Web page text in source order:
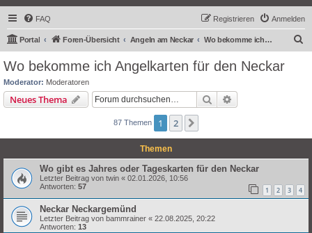
FAQ Anmelden
Registrieren
Portal Foren-Übersicht Angeln am Neckar Wo bekomme ich Angelkarten für den Neckar
Wo bekomme ich Angelkarten für den Neckar
Moderator: Moderatoren
Neues Thema Suche
87 Themen 1 2
Themen
Wo gibt es Jahres oder Tageskarten für den Neckar
Letzter Beitrag von twin « 02.01.2026, 10:56
Antworten: 57 1 2 3 4
Neckar Neckargemünd
Letzter Beitrag von bammrainer « 22.08.2025, 20:22
Antworten: 13